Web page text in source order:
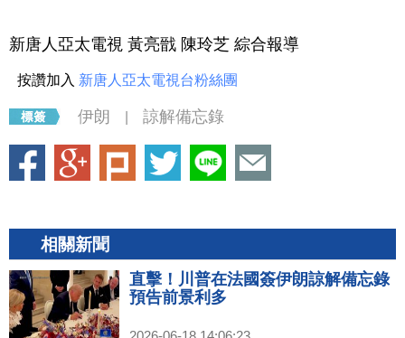
新唐人亞太電視 黃亮戩 陳玲芝 綜合報導
按讚加入 新唐人亞太電視台粉絲團
伊朗 諒解備忘錄
相關新聞
直擊！川普在法國簽伊朗諒解備忘錄
預告前景利多